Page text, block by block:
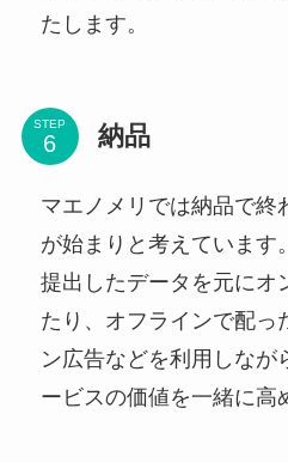
たします。
STEP 納品
マエノメリでは納品で終
が始まりと考えています。
提出したデータを元にオ
たり、オフラインで配っ
ン広告などを利用しなが
ービスの価値を一緒に高